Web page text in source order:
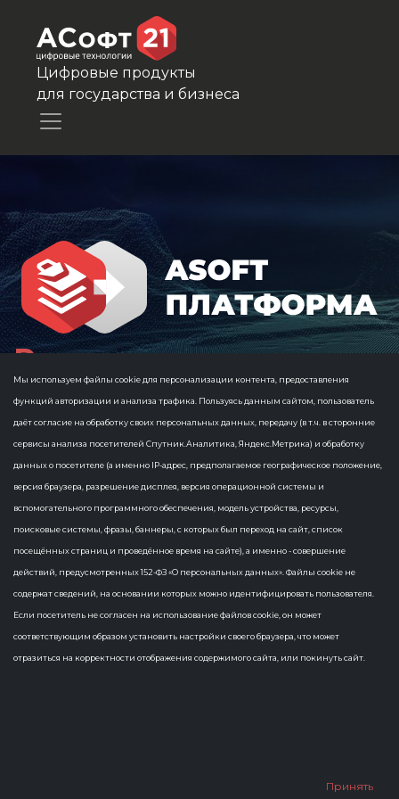
Цифровые продукты
для государства и бизнеса
Реализация
проектов
Как с помощью «ASOFT. Платформа»
реализации инициативных проектов
Мы используем файлы cookie для персонализации контента, предоставления
функций авторизации и анализа трафика. Пользуясь данным сайтом, пользователь
даёт согласие на обработку своих персональных данных, передачу (в т.ч. в сторонние
сервисы анализа посетителей Спутник.Аналитика, Яндекс.Метрика) и обработку
данных о посетителе (а именно IP-адрес, предполагаемое географическое положение,
версия браузера, разрешение дисплея, версия операционной системы и
вспомогательного программного обеспечения, модель устройства, ресурсы,
поисковые системы, фразы, баннеры, с которых был переход на сайт, список
посещённых страниц и проведённое время на сайте), а именно - совершение
действий, предусмотренных 152-ФЗ «О персональных данных». Файлы cookie не
содержат сведений, на основании которых можно идентифицировать пользователя.
Если посетитель не согласен на использование файлов cookie, он может
соответствующим образом установить настройки своего браузера, что может
отразиться на корректности отображения содержимого сайта, или покинуть сайт.
Принять